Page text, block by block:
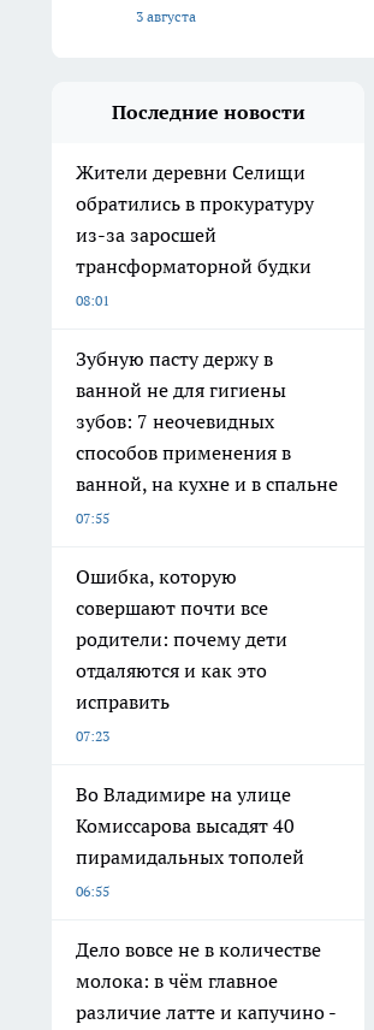
3 августа
Последние новости
Жители деревни Селищи
обратились в прокуратуру
из-за заросшей
трансформаторной будки
08:01
Зубную пасту держу в
ванной не для гигиены
зубов: 7 неочевидных
способов применения в
ванной, на кухне и в спальне
07:55
Ошибка, которую
совершают почти все
родители: почему дети
отдаляются и как это
исправить
07:23
Во Владимире на улице
Комиссарова высадят 40
пирамидальных тополей
06:55
Дело вовсе не в количестве
молока: в чём главное
различие латте и капучино -